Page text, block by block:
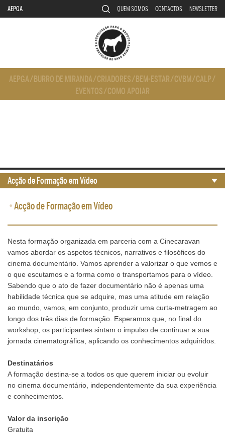
AEPGA QUEM SOMOS CONTACTOS NEWSLETTER
AEPGA/ BURRO DE MIRANDA/CRIADORES/ BEM-ESTAR/CVBM/CALP/
EVENTOS/COMO APOIAR
•Acção de Formação em Vídeo
Nesta formação organizada em parceria com a Cinecaravan
vamos abordar os aspetos técnicos, narrativos e filosóficos do
cinema documentário. Vamos aprender a valorizar o que vemos e
o que escutamos e a forma como o transportamos para o vídeo.
Sabendo que o ato de fazer documentário não é apenas uma
habilidade técnica que se adquire, mas uma atitude em relação
ao mundo, vamos, em conjunto, produzir uma curta-metragem ao
longo dos três dias de formação. Esperamos que, no final do
workshop, os participantes sintam o impulso de continuar a sua
jornada cinematográfica, aplicando os conhecimentos adquiridos.
Destinatários
A formação destina-se a todos os que querem iniciar ou evoluir
no cinema documentário, independentemente da sua experiência
e conhecimentos.
Valor da inscrição
Gratuita
Acção de Formação em Vídeo